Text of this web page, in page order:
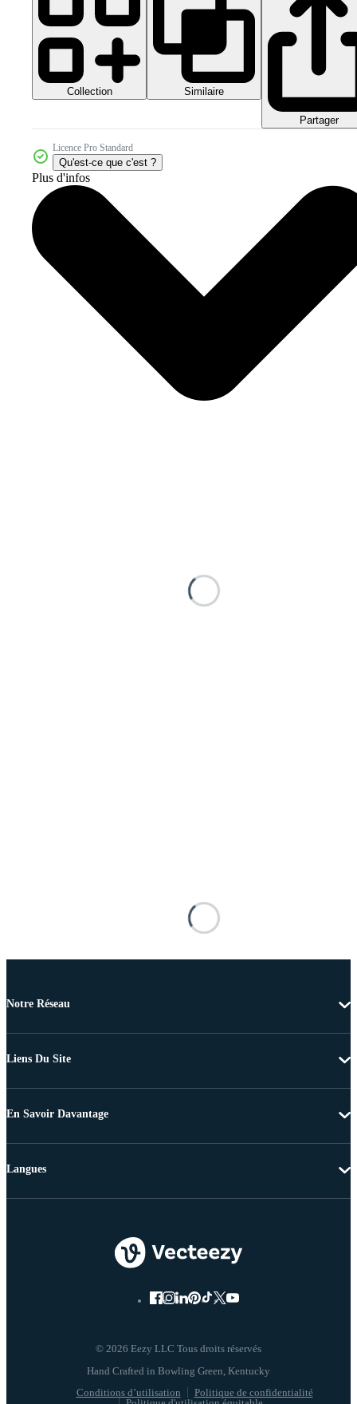
Collection Similaire
Partager
Licence Pro Standard
Qu'est-ce que c'est ?
Plus d'infos
Notre Réseau
Liens Du Site
En Savoir Davantage
© 2026 Eezy LLC Tous droits réservés
Conditions d’utilisation
Politique de confidentialité
Langues